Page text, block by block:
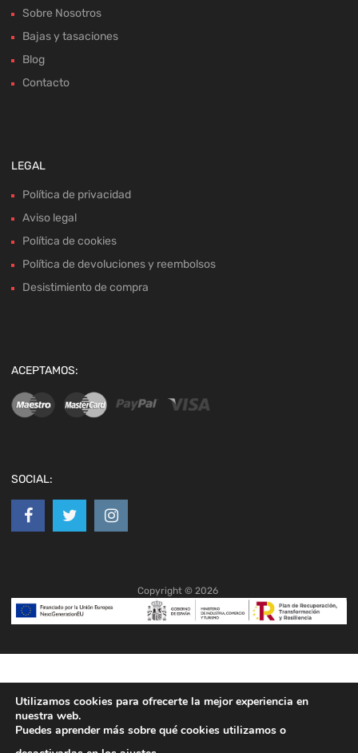
Sobre Nosotros
Bajas y tasaciones
Blog
Contacto
LEGAL
Política de privacidad
Aviso legal
Política de cookies
Política de devoluciones y reembolsos
Desistimiento de compra
ACEPTAMOS:
SOCIAL:
Copyright © 2026
Utilizamos cookies para ofrecerte la mejor experiencia en
nuestra web.
Puedes aprender más sobre qué cookies utilizamos o